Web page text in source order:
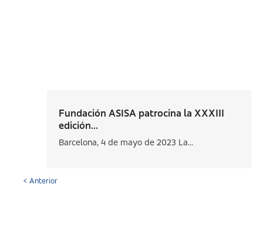
Fundación ASISA patrocina la XXXIII
edición...
Barcelona, 4 de mayo de 2023 La...
< Anterior